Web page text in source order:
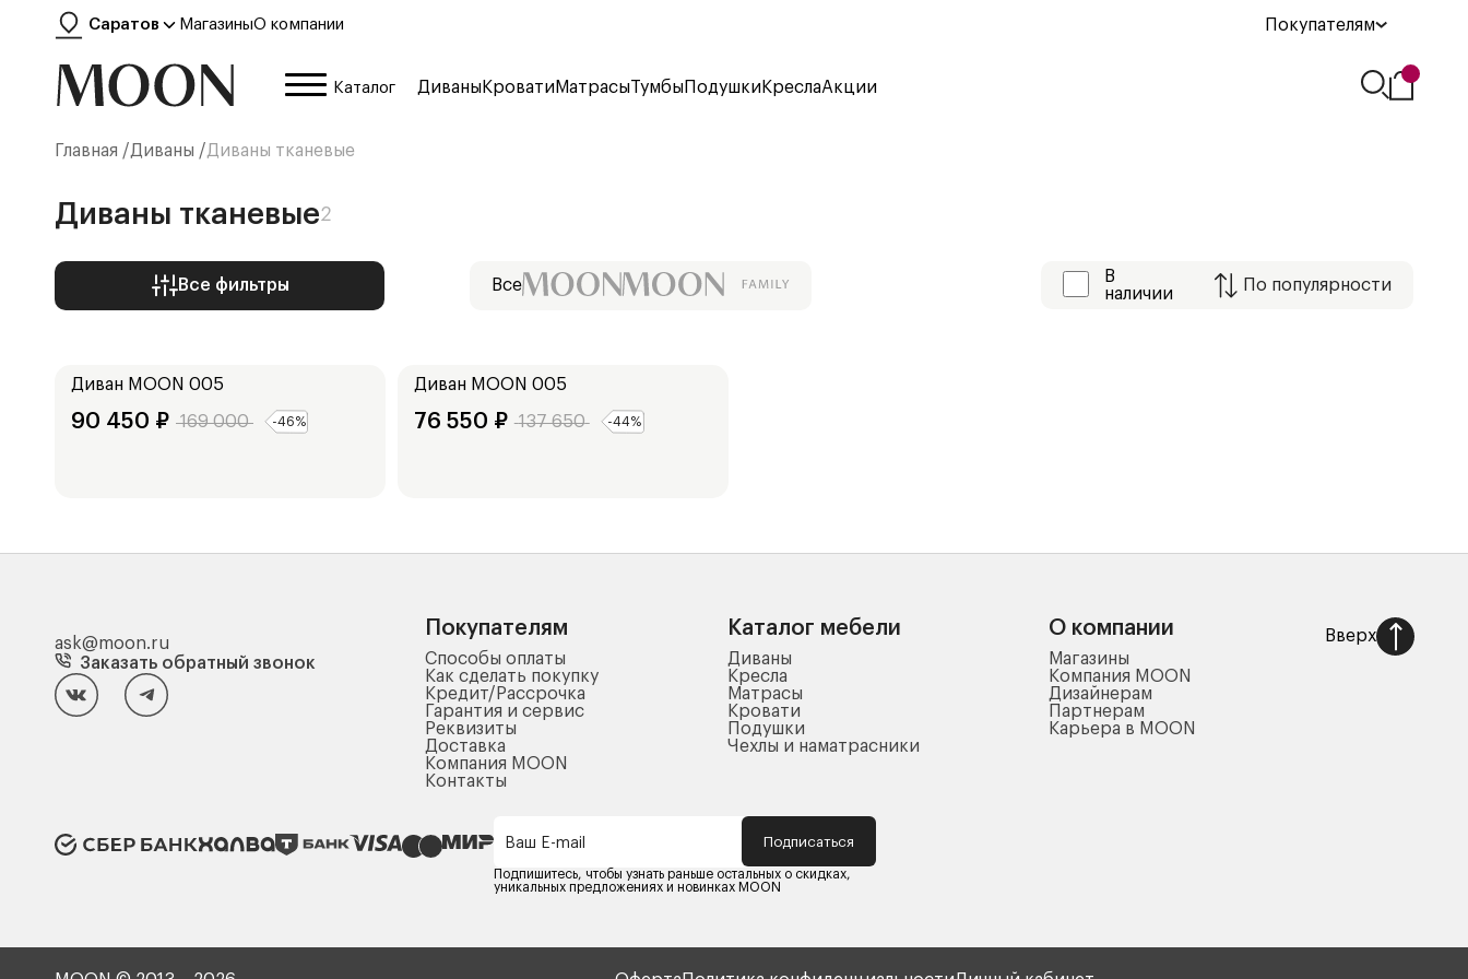
Саратов МагазиныО компании Покупателям
Каталог ДиваныКроватиМатрасыТумбыПодушкиКреслаАкции
Главная /Диваны /Диваны тканевые
Диваны тканевые2
Все фильтры Все
В
наличии
По популярности
Диван MOON 005
90 450 ₽ 169 000 -46%
Диван MOON 005
76 550 ₽ 137 650 -44%
ask@moon.ru
Заказать обратный звонок
Покупателям
Способы оплаты
Как сделать покупку
Кредит/Рассрочка
Гарантия и сервис
Реквизиты
Доставка
Компания MOON
Контакты
Каталог мебели
Диваны
Кресла
Матрасы
Кровати
Подушки
Чехлы и наматрасники
О компании
Магазины
Компания MOON
Дизайнерам
Партнерам
Карьера в MOON
Вверх
Ваш E-mail Подписаться
Подпишитесь, чтобы узнать раньше остальных о скидках,
уникальных предложениях и новинках MOON